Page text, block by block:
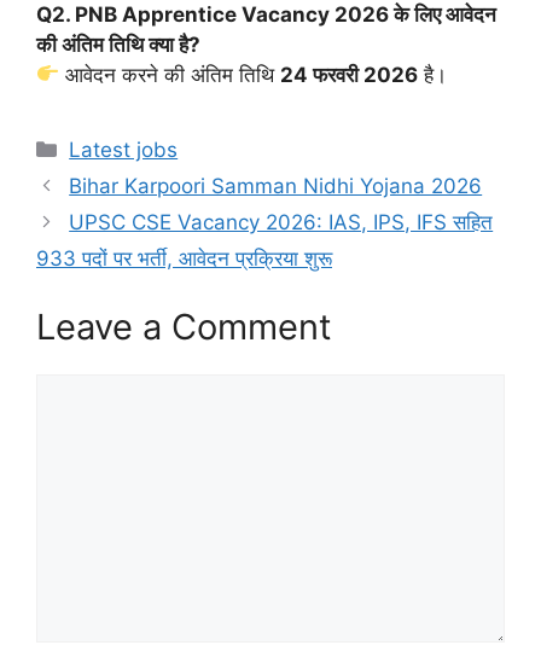
Q2. PNB Apprentice Vacancy 2026 के लिए आवेदन
की अंतिम तिथि क्या है?
आवेदन करने की अंतिम तिथि 24 फरवरी 2026 है।
Latest jobs
Bihar Karpoori Samman Nidhi Yojana 2026
UPSC CSE Vacancy 2026: IAS, IPS, IFS सहित
933 पदों पर भर्ती, आवेदन प्रक्रिया शुरू
Leave a Comment